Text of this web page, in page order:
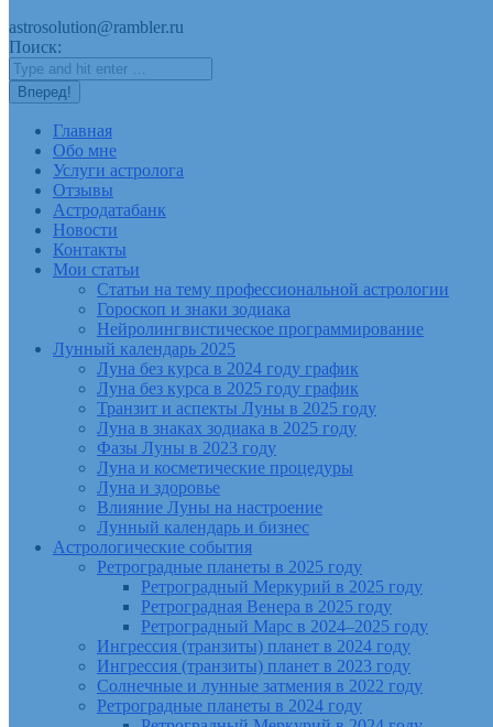
astrosolution@rambler.ru
Поиск:
Главная
Обо мне
Услуги астролога
Отзывы
Астродатабанк
Новости
Контакты
Мои статьи
Статьи на тему профессиональной астрологии
Гороскоп и знаки зодиака
Нейролингвистическое программирование
Лунный календарь 2025
Луна без курса в 2024 году график
Луна без курса в 2025 году график
Транзит и аспекты Луны в 2025 году
Луна в знаках зодиака в 2025 году
Фазы Луны в 2023 году
Луна и косметические процедуры
Луна и здоровье
Влияние Луны на настроение
Лунный календарь и бизнес
Астрологические события
Ретроградные планеты в 2025 году
Ретроградный Меркурий в 2025 году
Ретроградная Венера в 2025 году
Ретроградный Марс в 2024–2025 году
Ингрессия (транзиты) планет в 2024 году
Ингрессия (транзиты) планет в 2023 году
Солнечные и лунные затмения в 2022 году
Ретроградные планеты в 2024 году